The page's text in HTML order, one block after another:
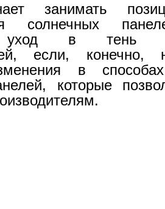
занимать
солнечных
уход в тень
если, конечно,
в способах
которые